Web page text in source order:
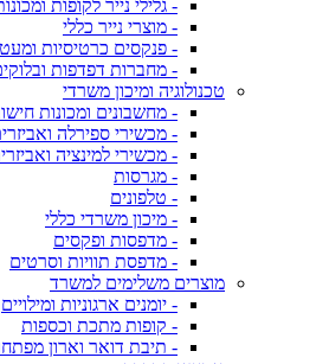
- גלילי נייר לקופות
- מוצרי נייר כללי
- פנקסים כרטיסיות
- מחברות דפדפות
טכנולוגיה ומיכון משרדי
- מחשבונים ומכונות
- מכשירי ספירלה
- מכשירי למינציה
- מגרסות
- טלפונים
- מיכון משרדי כללי
- מדפסות ופקסים
- מדפסת תוויות וסרטים
מוצרים משלימים למשרד
- יומנים ארגוניות ומילויים
- קופות מתכת וכספות
- תיבת דואר וארון